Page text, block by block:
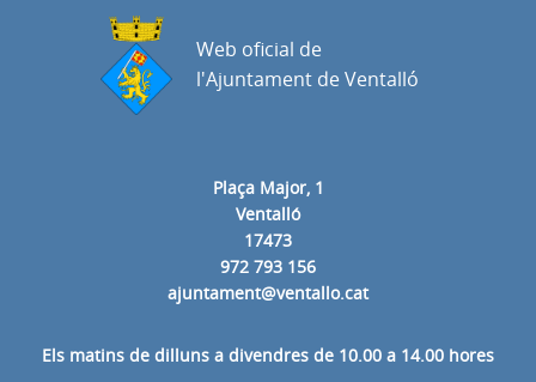
Plaça Major, 1
Ventalló
17473
972 793 156
ajuntament@ventallo.cat
Els matins de dilluns a divendres de 10.00 a 14.00 hores
Web oficial de
l'Ajuntament de Ventalló